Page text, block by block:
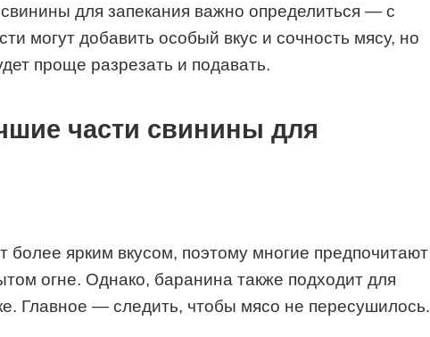
для запекания важно определиться — с
могут добавить особый вкус и сочность мясу, но
проще разрезать и подавать.
части свинины для
более ярким вкусом, поэтому многие предпочитают
огне. Однако, баранина также подходит для
Главное — следить, чтобы мясо не пересушилось.